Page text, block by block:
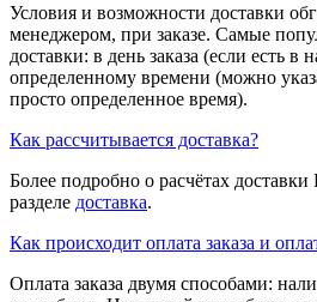
Условия и возможности доставки
менеджером, при заказе. Самые
доставки: в день заказа (если есть в
определенному времени (можно
просто определенное время).
Как рассчитывается доставка?
Более подробно о расчётах
разделе доставка.
Как происходит оплата заказа и
Оплата заказа двумя способами: